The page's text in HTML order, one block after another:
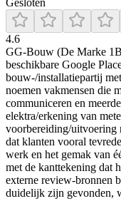
Gesloten
4.6
GG-Bouw (De Marke
beschikbare Google
bouw-/installatiepartij
noemen vakmensen die
communiceren en
elektra/erkening van
voorbereiding/uitvoering
dat klanten vooral
werk en het gemak van
met de kanttekening dat
externe review-bronnen
duidelijk zijn gevonden,